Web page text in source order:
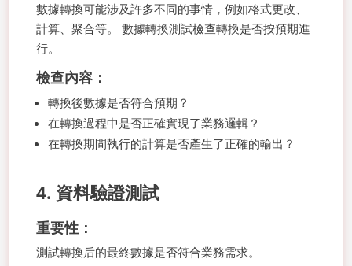
數據轉換可能涉及許多不同的事情，例如格式更改、
計算、聚合等。 數據轉換測試檢查轉換是否按預期進
行。
檢查內容：
轉換後數據是否符合預期？
在轉換過程中是否正確實現了業務邏輯？
在轉換期間執行的計算是否產生了正確的輸出？
4. 資料驗證測試
重要性：
測試轉換后的最終數據是否符合業務需求。